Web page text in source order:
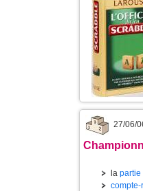
27/06/
la partie